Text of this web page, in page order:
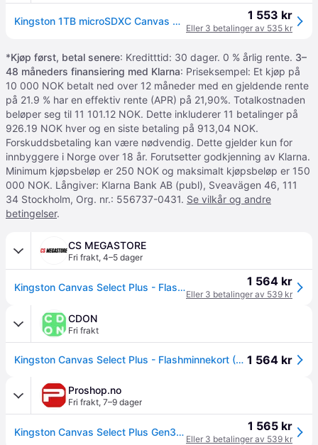
Kingston 1TB microSDXC Canvas Select Plus Gen3 150MB/s A1 Card + Adapter (SDCS3/1TB) 1 553 kr
Eller 3 betalinger av 535 kr
*Kjøp først, betal senere: Kreditttid: 30 dager. 0 % årlig rente. 3–
48 måneders finansiering med Klarna: Priseksempel: Et kjøp på
10 000 NOK betalt ned over 12 måneder med en gjeldende rente
på 21.9 % har en effektiv rente (APR) på 21,90%. Totalkostnaden
beløper seg til 11 101.12 NOK. Dette inkluderer 11 betalinger på
926.19 NOK hver og en siste betaling på 913,04 NOK.
Forskuddsbetaling kan være nødvendig. Dette gjelder kun for
innbyggere i Norge over 18 år. Forutsetter godkjenning av Klarna.
Minimum kjøpsbeløp er 250 NOK og maksimalt kjøpsbeløp er 150
000 NOK. Långiver: Klarna Bank AB (publ), Sveavägen 46, 111
34 Stockholm, Org. nr.: 556737-0431. Se vilkår og andre
betingelser.
CS MEGASTORE
Fri frakt, 4–5 dager
Kingston Canvas Select Plus - Flashminnekort (SD-adapter inkludert) - 1 TB - A1 / Video Class V30 / UHS-I U3 / Class10 - microSDXC UHS-I 1 564 kr
Eller 3 betalinger av 539 kr
CDON
Fri frakt
Kingston Canvas Select Plus - Flashminnekort (SD-adapter inkludert) - 1 TB - A1 / Video Class V30 / UHS-I U3 / Class10 - microSDXC UHS-I 1 564 kr
Proshop.no
Fri frakt, 7–9 dager
Kingston Canvas Select Plus Gen3 MicroSD/SD - 150MB/s - 1TB 1 565 kr
Eller 3 betalinger av 539 kr